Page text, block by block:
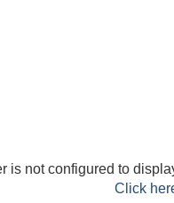
is not configured to
Click